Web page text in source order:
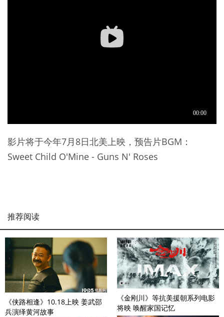
影片将于今年7月8日北美上映，预告片BGM：
Sweet Child O'Mine - Guns N' Roses
推荐阅读
《侠路相逢》10.18上映 姜武邵
兵演绎黄河故事
《金刚川》等抗美援朝系列电影
将映 唤醒家国记忆